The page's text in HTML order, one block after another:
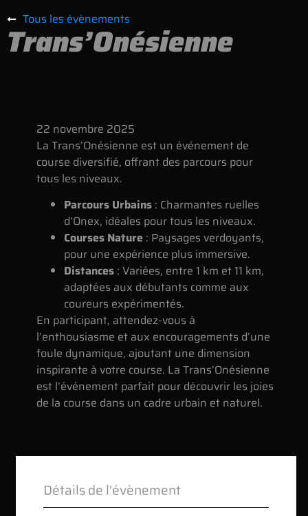
Tous les évènements
Trans’Onésienne
22 novembre 2025
La Trans’Onésienne est un événement de
course diversifié, offrant des parcours pour
tous les niveaux.
Parcours Urbains : Charmantes ruelles
d’Onex, idéales pour tous les niveaux.
Courses Nature : Paysages verdoyants,
pour une expérience plus immersive.
Distances : Variées, entre 1 km et 11 km,
adaptées aux débutants comme aux
coureurs expérimentés.
En participant, attendez-vous à
l’enthousiasme et aux encouragements d’une
foule dynamique, ajoutant une dimension
inspirante à votre course. La Trans’Onésienne
est l’événement parfait pour découvrir les joies
de la course dans un cadre urbain et naturel.
Détails de l'évènement